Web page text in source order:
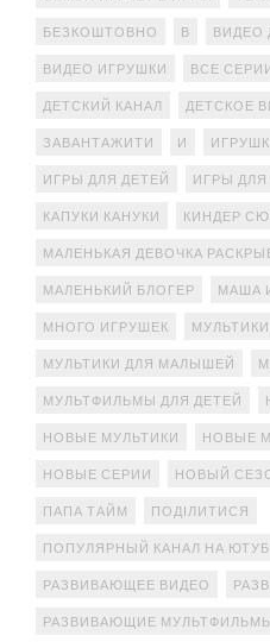
БЕЗКОШТОВНО В ВИДЕО
ВИДЕО ИГРУШКИ ВСЕ
ДЕТСКИЙ КАНАЛ ДЕТСКОЕ
ЗАВАНТАЖИТИ И
ИГРЫ ДЛЯ ДЕТЕЙ ИГРЫ
КАПУКИ КАНУКИ КИНДЕР
МАЛЕНЬКАЯ ДЕВОЧКА
МАЛЕНЬКИЙ БЛОГЕР МАША
МНОГО ИГРУШЕК
МУЛЬТИКИ ДЛЯ МАЛЫШЕЙ
МУЛЬТФИЛЬМЫ ДЛЯ ДЕТЕЙ
НОВЫЕ МУЛЬТИКИ НОВЫЕ
НОВЫЕ СЕРИИ НОВЫЙ
ПАПА ТАЙМ ПОДІЛИТИСЯ
ПОПУЛЯРНЫЙ КАНАЛ НА
РАЗВИВАЮЩЕЕ ВИДЕО
РАЗВИВАЮЩИЕ